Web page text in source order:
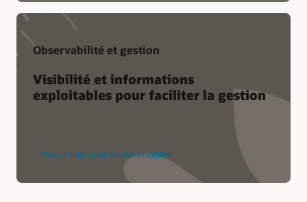
Observabilité et gestion
Visibilité et informations
exploitables pour faciliter la gestion
Découvrir les produits d'observabilité